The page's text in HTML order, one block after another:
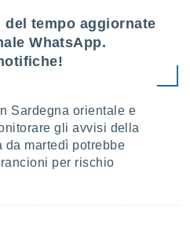
tempo aggiornate
WhatsApp.
Sardegna orientale e
gli avvisi della
da martedì potrebbe
per rischio